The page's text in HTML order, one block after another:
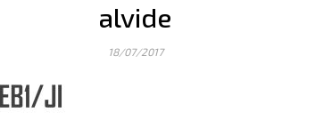
alvide
18/07/2017